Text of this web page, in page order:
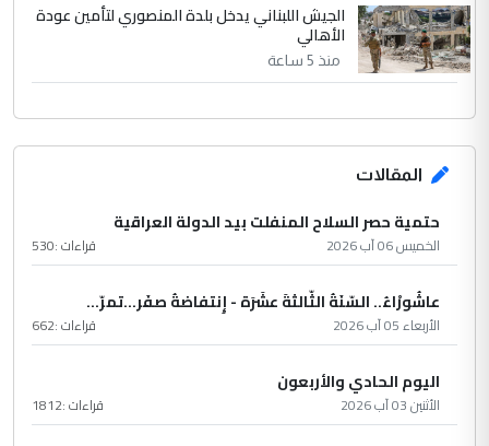
الجيش اللبناني يدخل بلدة المنصوري لتأمين عودة
الأهالي
منذ 5 ساعة
المقالات
حتمية حصر السلاح المنفلت بيد الدولة العراقية
الخميس 06 آب 2026 قراءات :530
عاشُورْاءُ.. السّنَةُ الثّالثةَ عشَرَة - إِنتفاضةُ صفَر…تمرّ...
الأربعاء 05 آب 2026 قراءات :662
اليوم الحادي والأربعون
الأثنين 03 آب 2026 قراءات :1812